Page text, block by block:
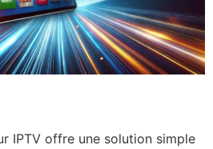
IPTV offre une solution simple